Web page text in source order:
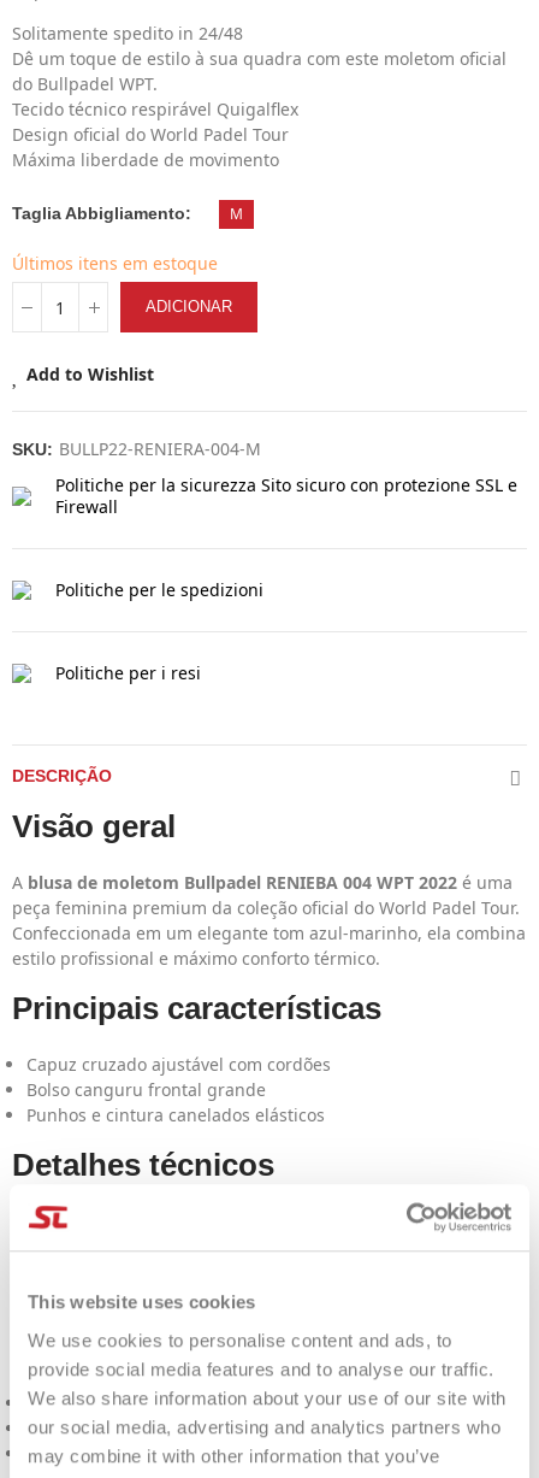
This website uses cookies
We use cookies to personalise content and ads, to
provide social media features and to analyse our traffic.
We also share information about your use of our site with
our social media, advertising and analytics partners who
may combine it with other information that you’ve
Solitamente spedito in 24/48
Dê um toque de estilo à sua quadra com este moletom oficial
do Bullpadel WPT.
Tecido técnico respirável Quigalflex
Design oficial do World Padel Tour
Máxima liberdade de movimento
Taglia Abbigliamento M
Últimos itens em estoque
ADICIONAR
Add to Wishlist
SKU: BULLP22-RENIERA-004-M
Politiche per la sicurezza Sito sicuro con protezione SSL e
Firewall
Politiche per le spedizioni
Politiche per i resi
DESCRIÇÃO
Visão geral
A blusa de moletom Bullpadel RENIEBA 004 WPT 2022 é uma
peça feminina premium da coleção oficial do World Padel Tour.
Confeccionada em um elegante tom azul-marinho, ela combina
estilo profissional e máximo conforto térmico.
Principais características
Capuz cruzado ajustável com cordões
Bolso canguru frontal grande
Punhos e cintura canelados elásticos
Detalhes técnicos
Fabricado com a tecnologia
, oferece elasticidade
superior e respirabilidade constante. O tecido sintético técnico
aquecimento ou no uso diário de atividades esportivas.
Cuidados com o produto
Lavar em água fria (máx. 30°C)
Não use água sanitária.
Secar à sombra